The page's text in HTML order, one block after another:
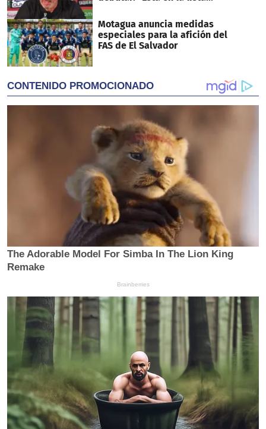
Motagua anuncia medidas
especiales para la afición del
FAS de El Salvador